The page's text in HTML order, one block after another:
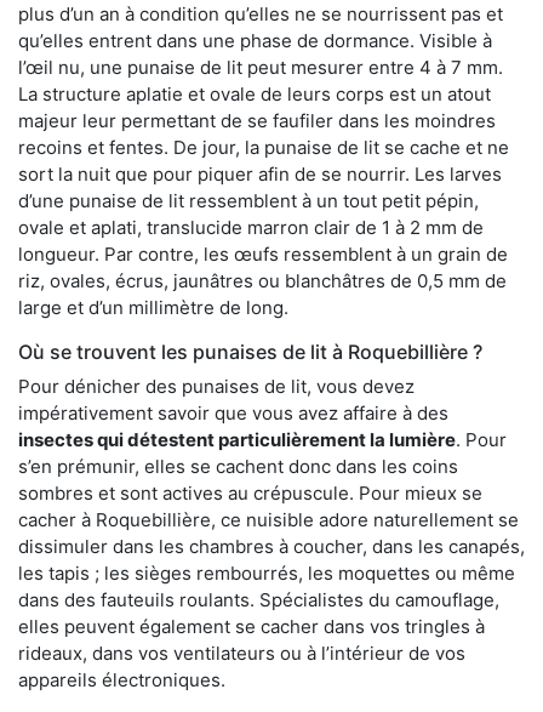
plus d’un an à condition qu’elles ne se nourrissent pas et
qu’elles entrent dans une phase de dormance. Visible à
l’œil nu, une punaise de lit peut mesurer entre 4 à 7 mm.
La structure aplatie et ovale de leurs corps est un atout
majeur leur permettant de se faufiler dans les moindres
recoins et fentes. De jour, la punaise de lit se cache et ne
sort la nuit que pour piquer afin de se nourrir. Les larves
d’une punaise de lit ressemblent à un tout petit pépin,
ovale et aplati, translucide marron clair de 1 à 2 mm de
longueur. Par contre, les œufs ressemblent à un grain de
riz, ovales, écrus, jaunâtres ou blanchâtres de 0,5 mm de
large et d’un millimètre de long.
Où se trouvent les punaises de lit à Roquebillière ?
Pour dénicher des punaises de lit, vous devez
impérativement savoir que vous avez affaire à des
insectes qui détestent particulièrement la lumière. Pour
s’en prémunir, elles se cachent donc dans les coins
sombres et sont actives au crépuscule. Pour mieux se
cacher à Roquebillière, ce nuisible adore naturellement se
dissimuler dans les chambres à coucher, dans les canapés,
les tapis ; les sièges rembourrés, les moquettes ou même
dans des fauteuils roulants. Spécialistes du camouflage,
elles peuvent également se cacher dans vos tringles à
rideaux, dans vos ventilateurs ou à l’intérieur de vos
appareils électroniques.